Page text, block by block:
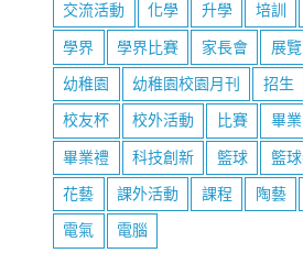
交流活動 化學 升學 培訓
學界 學界比賽 家長會 展覽
幼稚園 幼稚園校園月刊 招生
校友杯 校外活動 比賽 畢業
畢業禮 科技創新 籃球 籃
花藝 課外活動 課程 陶藝
電氣 電腦